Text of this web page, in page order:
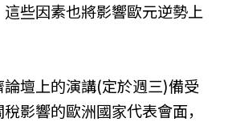
些因素也將影響歐元逆勢上
壇上的演講(定於週三)備受
影響的歐洲國家代表會面，